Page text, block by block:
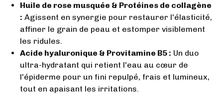
Huile de rose musquée & Protéines de collagène
: Agissent en synergie pour restaurer l'élasticité,
affiner le grain de peau et estomper visiblement
les ridules.
Acide hyaluronique & Provitamine B5 : Un duo
ultra-hydratant qui retient l'eau au cœur de
l'épiderme pour un fini repulpé, frais et lumineux,
tout en apaisant les irritations.